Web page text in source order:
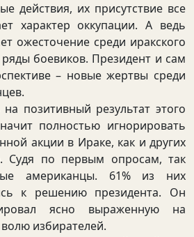
действия, их присутствие все
характер оккупации. А ведь
ожесточение среди иракского
боевиков. Президент и сам
– новые жертвы среди
позитивный результат этого
полностью игнорировать
акции в Ираке, как и других
Судя по первым опросам, так
американцы. 61% из них
к решению президента. Он
ясно выраженную на
избирателей.